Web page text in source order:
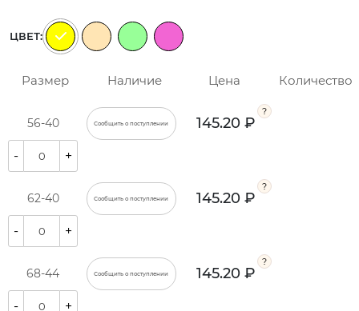
ЦВЕТ:
Размер Наличие Цена Количество
56-40 Сообщить о поступлении 145.20 ₽
- +
62-40 Сообщить о поступлении 145.20 ₽
- +
68-44 Сообщить о поступлении 145.20 ₽
- +